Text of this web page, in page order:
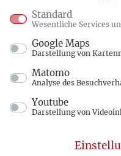
Standard
Wesentliche Services
Google Maps
Darstellung von
Matomo
Analyse des
Youtube
Darstellung von